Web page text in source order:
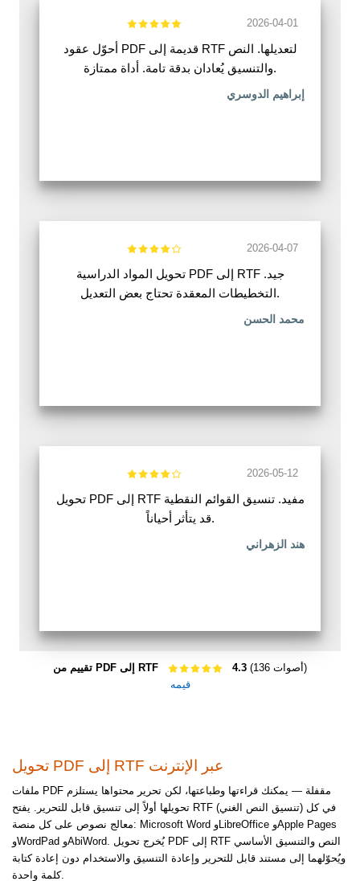
2026-04-01
أحوّل عقود PDF قديمة إلى RTF لتعديلها. النص
والتنسيق يُعادان بدقة تامة. أداة ممتازة.
إبراهيم الدوسري
2026-04-07
تحويل المواد الدراسية PDF إلى RTF جيد.
التخطيطات المعقدة تحتاج بعض التعديل.
محمد الحسن
2026-05-12
تحويل PDF إلى RTF مفيد. تنسيق القوائم النقطية
قد يتأثر أحياناً.
هند الزهراني
تقييم من PDF إلى RTF 4.3
(136 أصوات)
قيمه
تحويل PDF إلى RTF عبر الإنترنت
ملفات PDF مقفلة — يمكنك قراءتها وطباعتها، لكن تحرير محتواها يستلزم
تحويلها أولاً إلى تنسيق قابل للتحرير. يفتح RTF (تنسيق النص الغني) في كل
معالج نصوص على كل منصة: Microsoft Word وLibreOffice وApple Pages
وWordPad وAbiWord. يُخرج تحويل PDF إلى RTF النص والتنسيق الأساسي
ويُحوّلهما إلى مستند قابل للتحرير وإعادة التنسيق والاستخدام دون إعادة كتابة
كلمة واحدة.